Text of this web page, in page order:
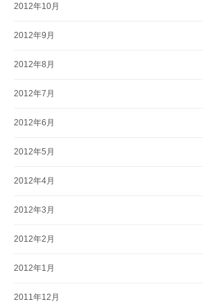
2012年10月
2012年9月
2012年8月
2012年7月
2012年6月
2012年5月
2012年4月
2012年3月
2012年2月
2012年1月
2011年12月